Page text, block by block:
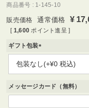
商品番号 1-145-10
通常価格 ¥
[ 1,600 ポイント進呈 ]
ギフト包装
(
必
須
メッセージカード（無料）